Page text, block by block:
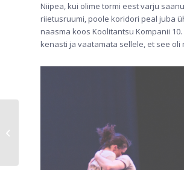
Niipea, kui olime tormi eest varju
riietusruumi, poole koridori peal juba
naasma koos Koolitantsu Kompanii
kenasti ja vaatamata sellele, et see